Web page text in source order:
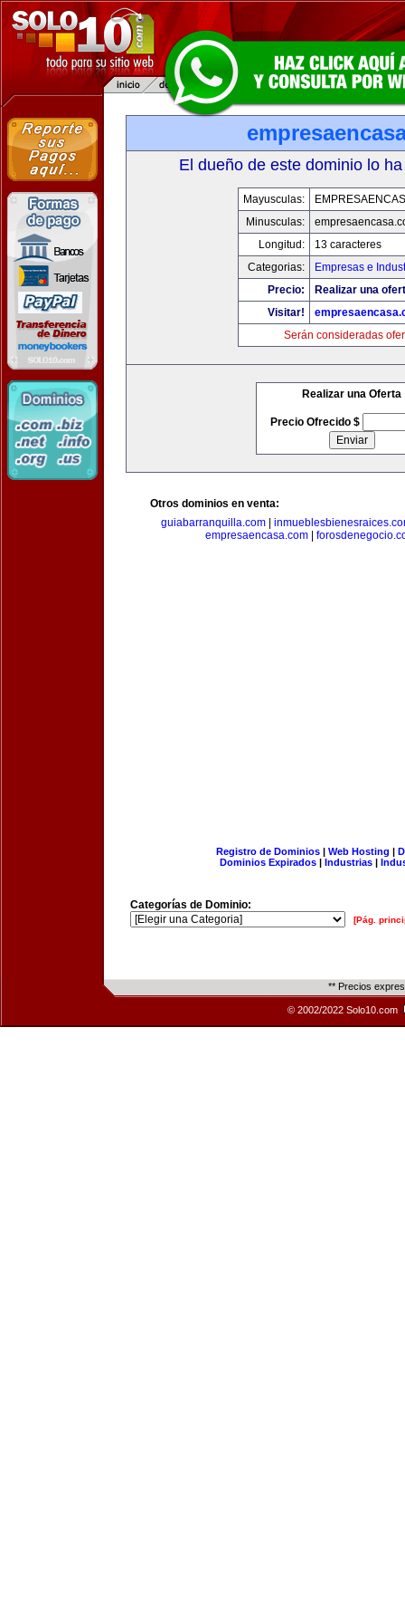
El dueño de este dominio lo
Mayusculas:
Minusculas:
Longitud:
13 caracteres
Categorias:
Empresas e
Precio:
Realizar una
Visitar!
Serán consideradas
Realizar una Oferta
Precio Ofrecido $
Otros dominios en venta:
guiabarranquilla.com|
empresaencasa.com|
Registro de Dominios| Web Hosting |
Dominios Expirados | Industrias |
Categorías de Dominio:
[Pág.
** Precios
© 2002/2022 Solo10.com